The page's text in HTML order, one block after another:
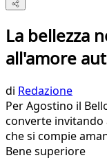
La bellezza
all'amore
di Redazione
Per Agostino il
converte invitando
che si compie
Bene superiore